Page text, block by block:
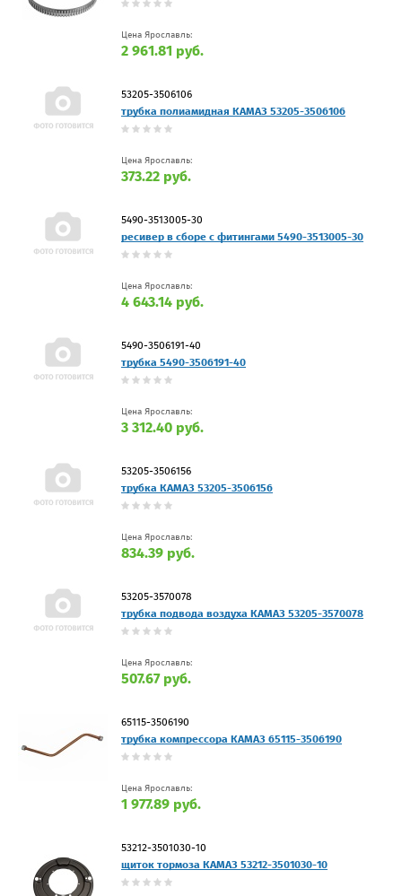
Цена Ярославль:
2 961.81 руб.
53205-3506106
трубка полиамидная КАМАЗ 53205-3506106
Цена Ярославль:
373.22 руб.
5490-3513005-30
ресивер в сборе с фитингами 5490-3513005-30
Цена Ярославль:
4 643.14 руб.
5490-3506191-40
трубка 5490-3506191-40
Цена Ярославль:
3 312.40 руб.
53205-3506156
трубка КАМАЗ 53205-3506156
Цена Ярославль:
834.39 руб.
53205-3570078
трубка подвода воздуха КАМАЗ 53205-3570078
Цена Ярославль:
507.67 руб.
65115-3506190
трубка компрессора КАМАЗ 65115-3506190
Цена Ярославль:
1 977.89 руб.
53212-3501030-10
щиток тормоза КАМАЗ 53212-3501030-10